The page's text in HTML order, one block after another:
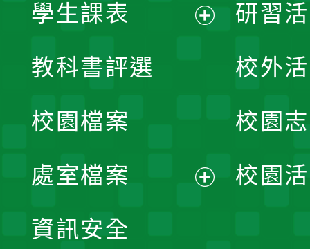
學生課表
單
教科書評選
校園檔案
處室檔案
資訊安全
研習
校外
校園
校園